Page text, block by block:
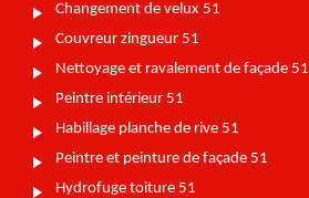
Changement de velux 51
Couvreur zingueur 51
Nettoyage et ravalement de façade 51
Peintre intérieur 51
Habillage planche de rive 51
Peintre et peinture de façade 51
Hydrofuge toiture 51